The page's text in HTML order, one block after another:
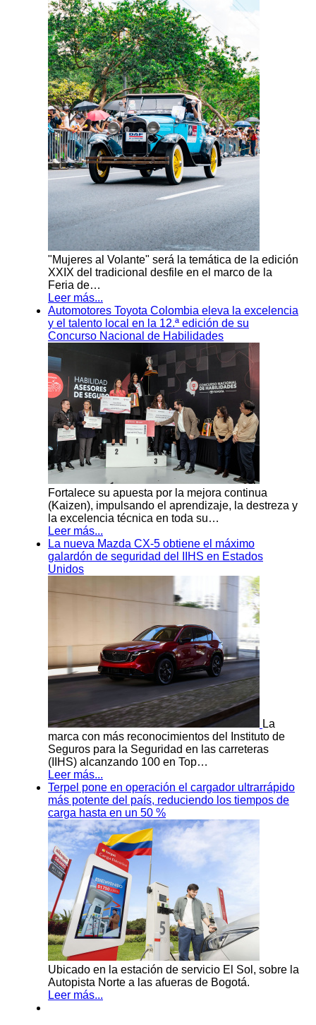
"Mujeres al Volante" será la temática de la edición
XXIX del tradicional desfile en el marco de la
Feria de…
Leer más...
Automotores Toyota Colombia eleva la excelencia
y el talento local en la 12.ª edición de su
Concurso Nacional de Habilidades
Fortalece su apuesta por la mejora continua
(Kaizen), impulsando el aprendizaje, la destreza y
la excelencia técnica en toda su…
Leer más...
La nueva Mazda CX-5 obtiene el máximo
galardón de seguridad del IIHS en Estados
Unidos
La
marca con más reconocimientos del Instituto de
Seguros para la Seguridad en las carreteras
(IIHS) alcanzando 100 en Top…
Leer más...
Terpel pone en operación el cargador ultrarrápido
más potente del país, reduciendo los tiempos de
carga hasta en un 50 %
Ubicado en la estación de servicio El Sol, sobre la
Autopista Norte a las afueras de Bogotá.
Leer más...